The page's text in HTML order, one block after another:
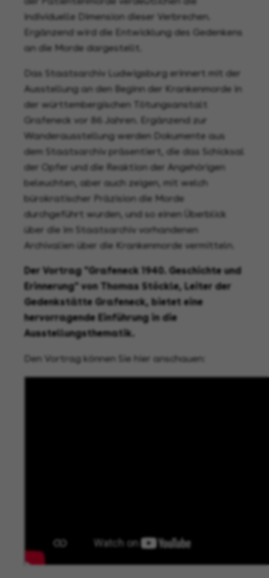
individuelle Dimension dieser Verbrechen.
Ergänzend wird die Entwicklung des Gedenkens
an die Morde dargestellt.
Das Staatsarchiv Ludwigsburg erinnert mit der
Ausstellung an den Beginn der Krankenmorde in
der württembergischen Tötungsanstalt
Grafeneck vor 86 Jahren. Ergänzend zur
Wanderausstellung werden Dokumente aus
dem Staatsarchiv präsentiert, die das Schicksal
der Opfer und die Reaktion der Angehörigen
beleuchten, aber auch zeigen, mit welch
bürokratischer Präzision die Morde
durchgeführt wurden, und so einen Überblick
über die im Staatsarchiv vorhandenen
Archivalien über die Krankenmorde vermitteln.
Der Vortrag "Grafeneck 1940. Geschichte und
Erinnerung" von Thomas Stöckle, Leiter der
Gedenkstätte Grafeneck, bietet eine
hervorragende Einführung in die
Ausstellungsthematik.
Den Vortrag können Sie hier anschauen: